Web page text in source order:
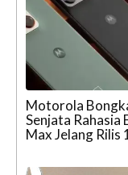
Motorola
Senjata Rahasia
Max Jelang Rilis